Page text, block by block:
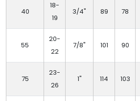
40
18-
19
3/4" 89 78
55
20-
22
7/8" 101 90
75
23-
26
1" 114 103